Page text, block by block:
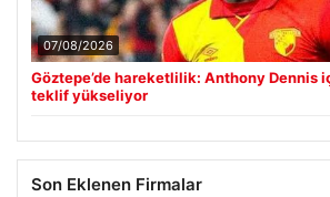
07/08/2026
Göztepe’de hareketlilik: Anthony Dennis
teklif yükseliyor
Son Eklenen Firmalar